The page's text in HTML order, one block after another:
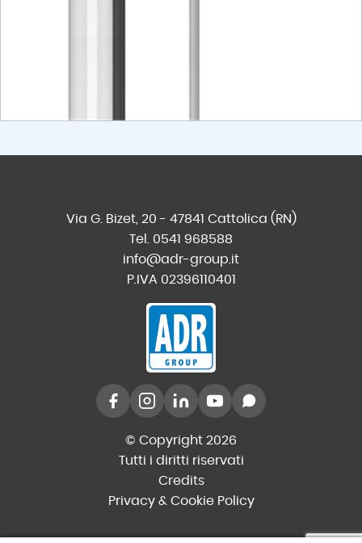
Via G. Bizet, 20 - 47841 Cattolica (RN)
Tel. 0541 968588
info@adr-group.it
P.IVA 02396110401
© Copyright 2026
Tutti i diritti riservati
Credits
Privacy & Cookie Policy